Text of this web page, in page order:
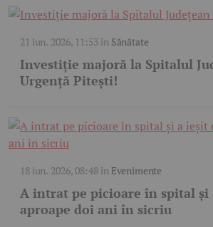
21 iun. 2026, 11:53în Sănătate
Investiție majoră la Spitalul
Urgență Pitești!
18 iun. 2026, 08:48în Evenimente
A intrat pe picioare în spital și
aproape doi ani în sicriu